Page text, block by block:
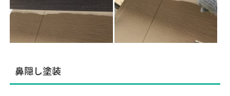
鼻隠し塗装